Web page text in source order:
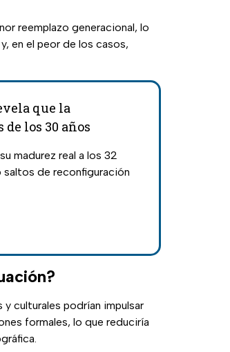
reemplazo generacional, lo
y, en el peor de los casos,
que la
los 30 años
madurez real a los 32
de reconfiguración
culturales podrían impulsar
formales, lo que reduciría